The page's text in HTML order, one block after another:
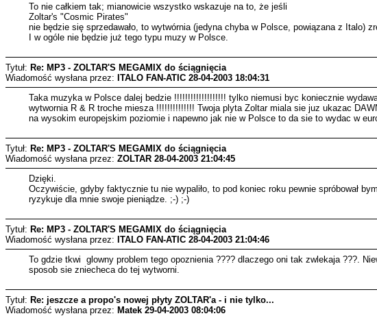
To nie całkiem tak; mianowicie wszystko wskazuje na to, że jeśli
Zoltar's "Cosmic Pirates"
nie będzie się sprzedawało, to wytwórnia (jedyna chyba w Polsce, powiązana z Italo)
I w ogóle nie będzie już tego typu muzy w Polsce.
Tytuł: Re: MP3 - ZOLTAR'S MEGAMIX do ściągnięcia
Wiadomość wysłana przez: ITALO FAN-ATIC 28-04-2003 18:04:31
Taka muzyka w Polsce dalej bedzie !!!!!!!!!!!!!!!!!!! tylko niemusi byc koniecznie
wytwornia R & R troche miesza !!!!!!!!!!!!!! Twoja plyta Zoltar miala sie juz ukazac
na wysokim europejskim poziomie i napewno jak nie w Polsce to da sie to wydac w
Tytuł: Re: MP3 - ZOLTAR'S MEGAMIX do ściągnięcia
Wiadomość wysłana przez: ZOLTAR 28-04-2003 21:04:45
Dzięki.
Oczywiście, gdyby faktycznie tu nie wypaliło, to pod koniec roku pewnie spróbował
ryzykuje dla mnie swoje pieniądze. ;-) ;-)
Tytuł: Re: MP3 - ZOLTAR'S MEGAMIX do ściągnięcia
Wiadomość wysłana przez: ITALO FAN-ATIC 28-04-2003 21:04:46
To gdzie tkwi glowny problem tego opoznienia ???? dlaczego oni tak zwlekaja ???.
sposob sie zniecheca do tej wytworni.
Tytuł: Re: jeszcze a propo's nowej płyty ZOLTAR'a - i nie tylko...
Wiadomość wysłana przez: Matek 29-04-2003 08:04:06